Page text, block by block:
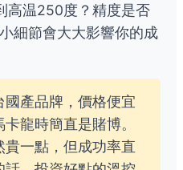
高温250度？精度是否
細節會大大影響你的成
國產品牌，價格便宜
龍時簡直是賭博。
一點，但成功率直